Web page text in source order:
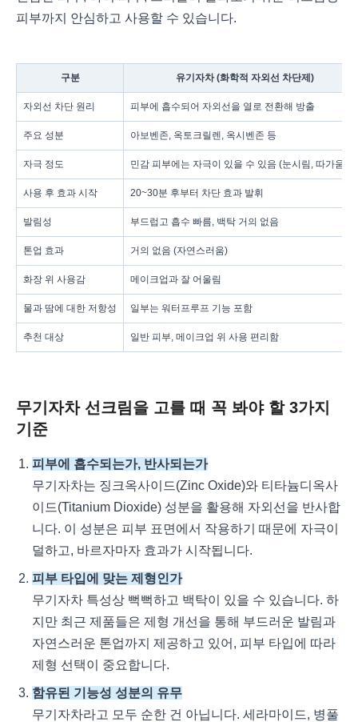
피부까지 안심하고 사용할 수 있습니다.
구분 유기자차 (화학적 자외선 차단제)
자외선 차단 원리 피부에 흡수되어 자외선을 열로 전환해 방출
주요 성분 아보벤존, 옥토크릴렌, 옥시벤존 등
자극 정도 민감 피부에는 자극이 있을 수 있음 (눈시림, 따가움 등
사용 후 효과 시작 20~30분 후부터 차단 효과 발휘
발림성 부드럽고 흡수 빠름, 백탁 거의 없음
톤업 효과 거의 없음 (자연스러움)
화장 위 사용감 메이크업과 잘 어울림
물과 땀에 대한 저항성 일부는 워터프루프 기능 포함
추천 대상 일반 피부, 메이크업 위 사용 편리함
무기자차 선크림을 고를 때 꼭 봐야 할 3가지
기준
피부에 흡수되는가, 반사되는가
무기자차는 징크옥사이드(Zinc Oxide)와 티타늄디옥사
이드(Titanium Dioxide) 성분을 활용해 자외선을 반사합
니다. 이 성분은 피부 표면에서 작용하기 때문에 자극이
덜하고, 바르자마자 효과가 시작됩니다.
피부 타입에 맞는 제형인가
무기자차 특성상 뻑뻑하고 백탁이 있을 수 있습니다. 하
지만 최근 제품들은 제형 개선을 통해 부드러운 발림과
자연스러운 톤업까지 제공하고 있어, 피부 타입에 따라
제형 선택이 중요합니다.
함유된 기능성 성분의 유무
무기자차라고 모두 순한 건 아닙니다. 세라마이드, 병풀